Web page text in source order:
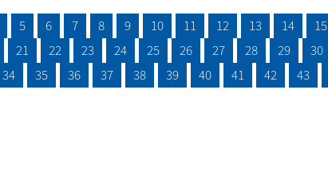
5 6 7 8 9 10 11 12 13 14 15
21 22 23 24 25 26 27 28 29 30
34 35 36 37 38 39 40 41 42 43